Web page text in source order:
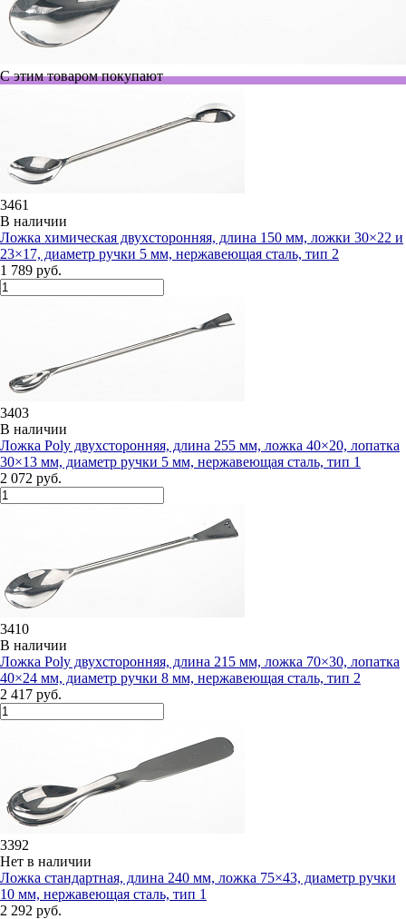
С этим товаром покупают
3461
В наличии
Ложка химическая двухсторонняя, длина 150 мм, ложки 30×22 и
23×17, диаметр ручки 5 мм, нержавеющая сталь, тип 2
1 789 руб.
3403
В наличии
Ложка Poly двухсторонняя, длина 255 мм, ложка 40×20, лопатка
30×13 мм, диаметр ручки 5 мм, нержавеющая сталь, тип 1
2 072 руб.
3410
В наличии
Ложка Poly двухсторонняя, длина 215 мм, ложка 70×30, лопатка
40×24 мм, диаметр ручки 8 мм, нержавеющая сталь, тип 2
2 417 руб.
3392
Нет в наличии
Ложка стандартная, длина 240 мм, ложка 75×43, диаметр ручки
10 мм, нержавеющая сталь, тип 1
2 292 руб.